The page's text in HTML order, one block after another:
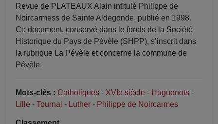
Revue de PLATEAUX Alain intitulé Philippe de
Noircarmess de Sainte Aldegonde, publié en 1998.
Ce document, conservé dans le fonds de la Société
Historique du Pays de Pévèle (SHPP), s’inscrit dans
la rubrique La Pévèle et concerne la commune de
Pévèle.
Mots-clés : Catholiques - XVIe siècle - Huguenots -
Lille - Tournai - Luther - Philippe de Noircarmes